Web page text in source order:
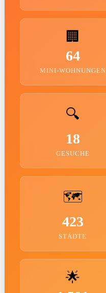
🏢
64
MINI-WOHNUNGEN
🔍
18
GESUCHE
🗺️
423
STÄDTE
🌟